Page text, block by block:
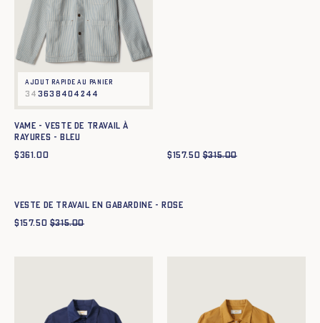
Ajout rapide au panier
34 3638 40 42 44
Vame - Veste de travail à
rayures - BLEU
$361.00 $157.50 $315.00
Veste de travail en gabardine - ROSE
$157.50 $315.00